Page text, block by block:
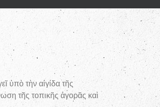
ὑπὸ τὴν αἰγίδα τῆς
τῆς τοπικῆς ἀγορᾶς καὶ